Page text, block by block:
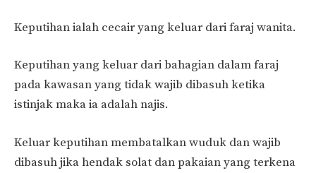
Keputihan ialah cecair yang keluar dari faraj wanita.
Keputihan yang keluar dari bahagian dalam faraj
pada kawasan yang tidak wajib dibasuh ketika
istinjak maka ia adalah najis.
Keluar keputihan membatalkan wuduk dan wajib
dibasuh jika hendak solat dan pakaian yang terkena